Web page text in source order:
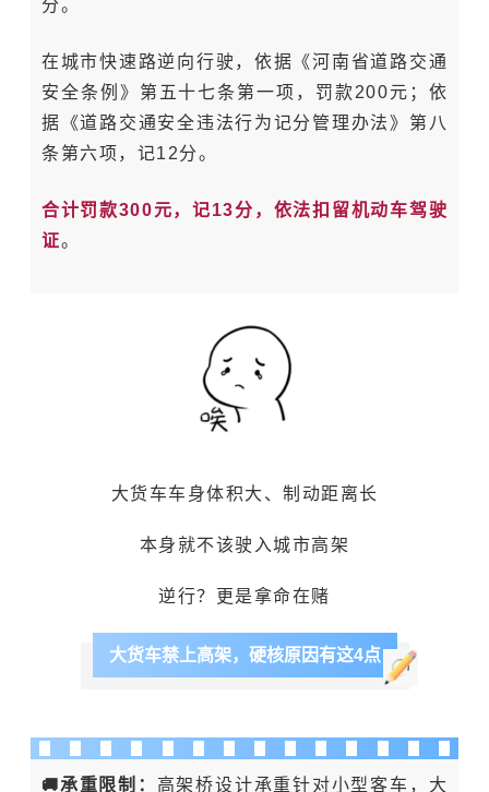
分。
在城市快速路逆向行驶，依据《河南省道路交通
安全条例》第五十七条第一项，罚款200元；依
据《道路交通安全违法行为记分管理办法》第八
条第六项，记12分。
合计罚款300元，记13分，依法扣留机动车驾驶
证。
大货车车身体积大、制动距离长
本身就不该驶入城市高架
逆行？更是拿命在赌
大货车禁上高架，硬核原因有这4点
🚚承重限制： 高架桥设计承重针对小型客车，大